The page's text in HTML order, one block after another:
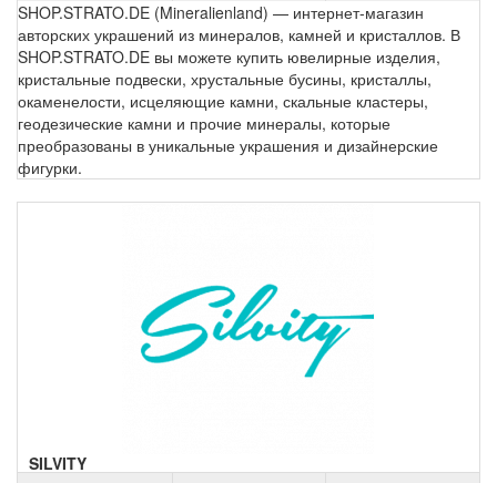
SHOP.STRATO.DE (Mineralienland) — интернет-магазин
авторских украшений из минералов, камней и кристаллов. В
SHOP.STRATO.DE вы можете купить ювелирные изделия,
кристальные подвески, хрустальные бусины, кристаллы,
окаменелости, исцеляющие камни, скальные кластеры,
геодезические камни и прочие минералы, которые
преобразованы в уникальные украшения и дизайнерские
фигурки.
SILVITY